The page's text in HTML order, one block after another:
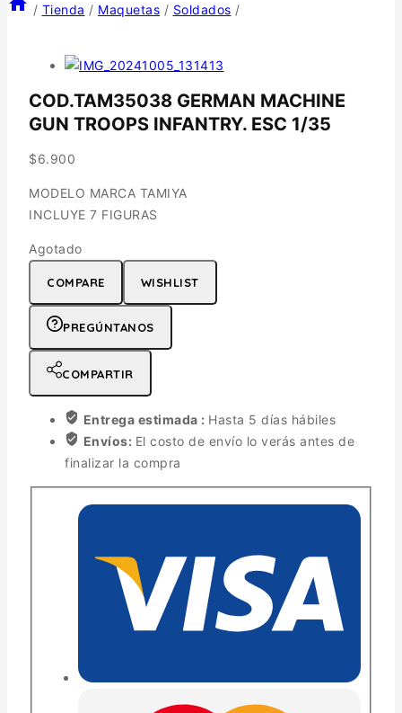
/ Tienda / Maquetas / Soldados /
COD.TAM35038 GERMAN MACHINE
GUN TROOPS INFANTRY. ESC 1/35
$6.900
MODELO MARCA TAMIYA
INCLUYE 7 FIGURAS
Agotado
COMPARE WISHLIST
PREGÚNTANOS
COMPARTIR
Entrega estimada : Hasta 5 días hábiles
Envíos: El costo de envío lo verás antes de
finalizar la compra